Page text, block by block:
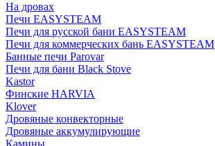
На дровах
Печи EASYSTEAM
Печи для русской бани EASYSTEAM
Печи для коммерческих бань EASYSTEAM
Банные печи Parovar
Печи для бани Black Stove
Kastor
Финские HARVIA
Klover
Дровяные конвекторные
Дровяные аккумулирующие
Камины